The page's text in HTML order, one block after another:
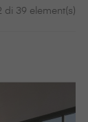
39 element(s)